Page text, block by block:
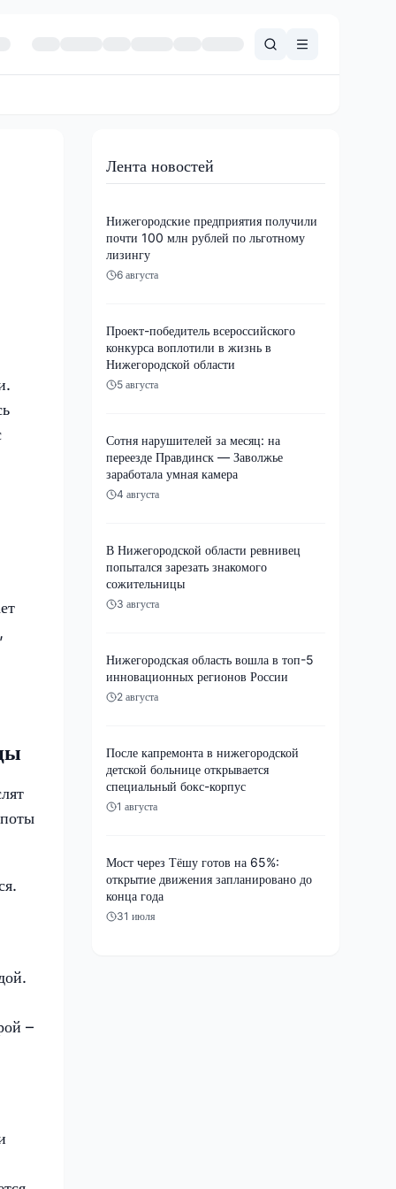
–
Лента новостей
Нижегородские предприятия получили
почти 100 млн рублей по льготному
лизингу
6 августа
Проект-победитель всероссийского
конкурса воплотили в жизнь в
Нижегородской области
5 августа
Сотня нарушителей за месяц: на
переезде Правдинск — Заволжье
заработала умная камера
4 августа
В Нижегородской области ревнивец
попытался зарезать знакомого
сожительницы
3 августа
Нижегородская область вошла в топ-5
инновационных регионов России
2 августа
После капремонта в нижегородской
детской больнице открывается
специальный бокс-корпус
1 августа
Мост через Тёшу готов на 65%:
открытие движения запланировано до
конца года
31 июля